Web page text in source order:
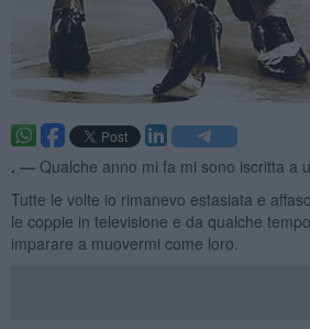
. — Qualche anno mi fa mi sono iscritta a
Tutte le volte io rimanevo estasiata e
le coppie in televisione e da qualche
imparare a muovermi come loro.